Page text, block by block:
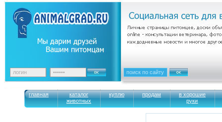
главная
каталог
животных
куплю продам
в хорошие
руки